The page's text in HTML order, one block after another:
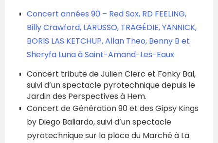
Concert années 90 – Red Sox, RD FEELING,
Billy Crawford, LARUSSO, TRAGÉDIE, YANNICK,
BORIS LAS KETCHUP, Allan Theo, Benny B et
Sheryfa Luna à Saint-Amand-Les-Eaux
Concert tribute de Julien Clerc et Fonky Bal,
suivi d’un spectacle pyrotechnique depuis le
Jardin des Perspectives à Hem.
Concert de Génération 90 et des Gipsy Kings
by Diego Baliardo, suivi d’un spectacle
pyrotechnique sur la place du Marché à La